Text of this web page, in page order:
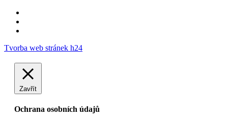
Tvorba web stránek h24
Zavřít
Ochrana osobních údajů